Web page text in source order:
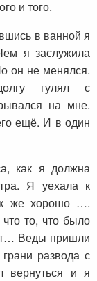
и того.
в ванной я
я заслужила
он не менялся.
гулял с
на мне.
ещё. И в один
как я должна
Я уехала к
же хорошо ….
то, что было
Веды пришли
развода с
вернуться и я